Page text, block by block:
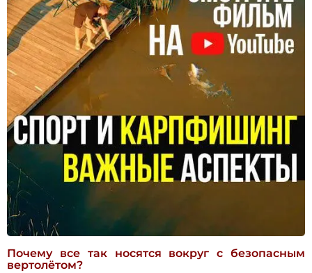
Почему все так носятся вокруг с безопасным
вертолётом?